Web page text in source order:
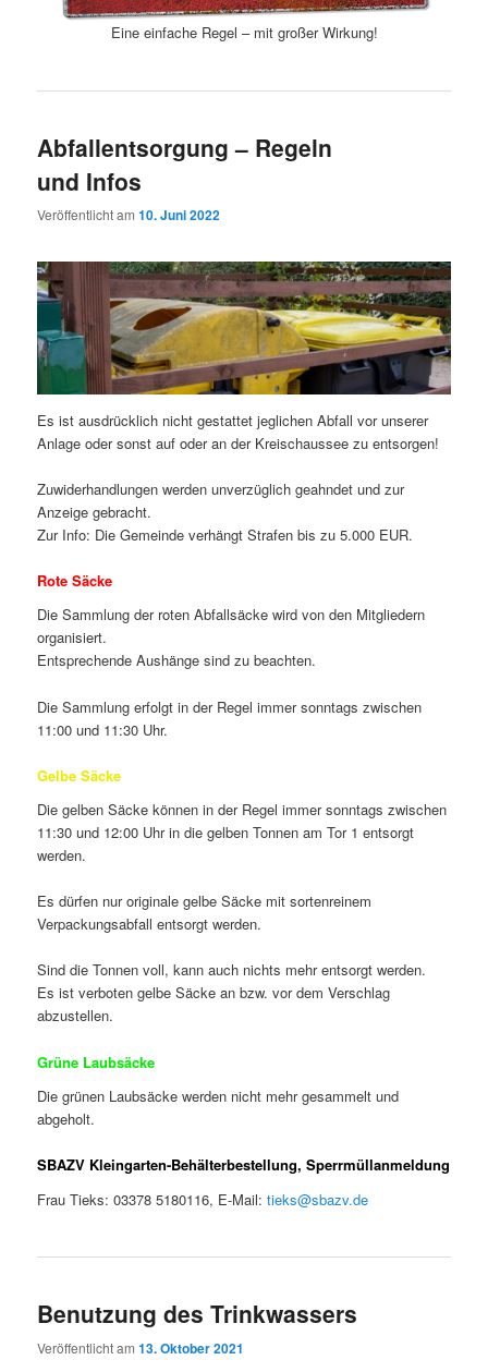
Eine einfache Regel – mit großer Wirkung!
Abfallentsorgung – Regeln
und Infos
Veröffentlicht am10. Juni 2022
Es ist ausdrücklich nicht gestattet jeglichen Abfall vor unserer
Anlage oder sonst auf oder an der Kreischaussee zu entsorgen!
Zuwiderhandlungen werden unverzüglich geahndet und zur
Anzeige gebracht.
Zur Info: Die Gemeinde verhängt Strafen bis zu 5.000 EUR.
Rote Säcke
Die Sammlung der roten Abfallsäcke wird von den Mitgliedern
organisiert.
Entsprechende Aushänge sind zu beachten.
Die Sammlung erfolgt in der Regel immer sonntags zwischen
11:00 und 11:30 Uhr.
Gelbe Säcke
Die gelben Säcke können in der Regel immer sonntags zwischen
11:30 und 12:00 Uhr in die gelben Tonnen am Tor 1 entsorgt
werden.
Es dürfen nur originale gelbe Säcke mit sortenreinem
Verpackungsabfall entsorgt werden.
Sind die Tonnen voll, kann auch nichts mehr entsorgt werden.
Es ist verboten gelbe Säcke an bzw. vor dem Verschlag
abzustellen.
Grüne Laubsäcke
Die grünen Laubsäcke werden nicht mehr gesammelt und
abgeholt.
SBAZV Kleingarten-Behälterbestellung, Sperrmüllanmeldung
Frau Tieks: 03378 5180116, E-Mail:tieks@sbazv.de
Benutzung des Trinkwassers
Veröffentlicht am13. Oktober 2021